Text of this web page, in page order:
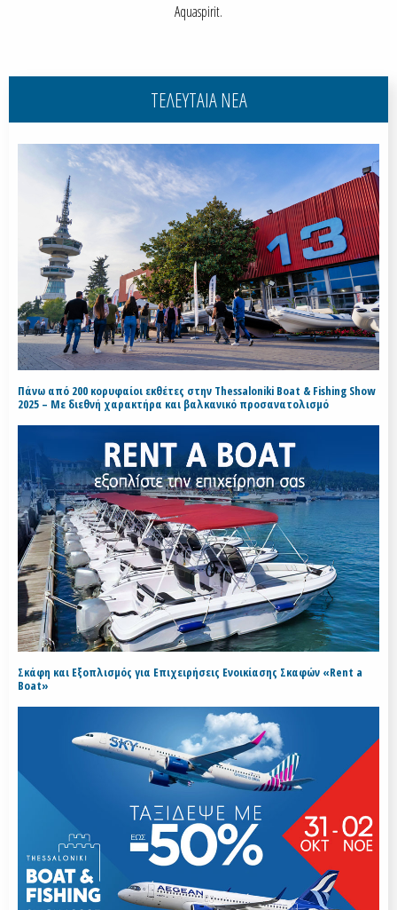
Aquaspirit.
ΤΕΛΕΥΤΑΙΑ ΝΕΑ
Πάνω από 200 κορυφαίοι εκθέτες στην Thessaloniki Boat & Fishing Show
2025 – Με διεθνή χαρακτήρα και βαλκανικό προσανατολισμό
Σκάφη και Εξοπλισμός για Επιχειρήσεις Ενοικίασης Σκαφών «Rent a
Boat»